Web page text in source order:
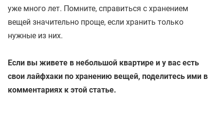
уже много лет. Помните, справиться с хранением
вещей значительно проще, если хранить только
нужные из них.
Если вы живете в небольшой квартире и у вас есть
свои лайфхаки по хранению вещей, поделитесь ими в
комментариях к этой статье.